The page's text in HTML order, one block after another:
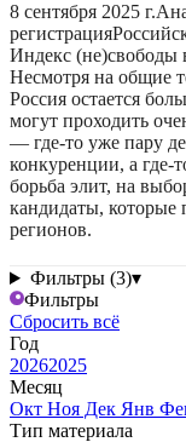
8 сентября 2025 г.
регистрация
Индекс (не)свободы
Несмотря на общие
Россия остается
могут проходить
— где-то уже пару
конкуренции, а где-
борьба элит, на
кандидаты, которые
регионов.
Фильтры (3)▾
Фильтры
Сбросить всё
Год
20262025
Месяц
Окт Ноя Дек Янв
Тип материала